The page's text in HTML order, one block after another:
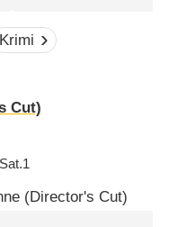
Krimi
Cut)
Sat.1
(Director's Cut)